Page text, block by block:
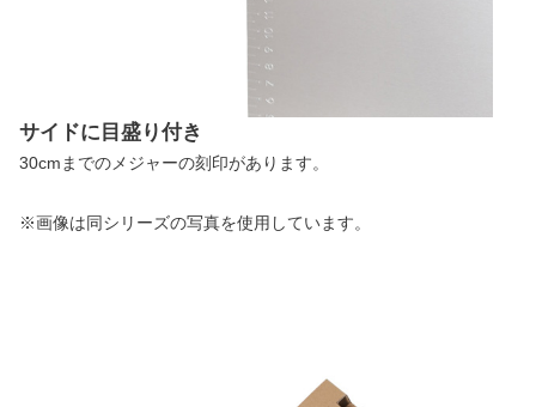
サイドに目盛り付き
30cmまでのメジャーの刻印があります。
※画像は同シリーズの写真を使用しています。